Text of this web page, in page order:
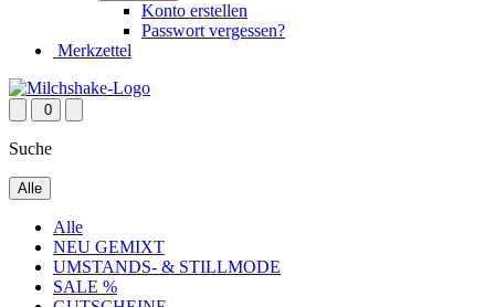
Konto erstellen
Passwort vergessen?
Merkzettel
0
Suche
Alle
Alle
NEU GEMIXT
UMSTANDS- & STILLMODE
SALE %